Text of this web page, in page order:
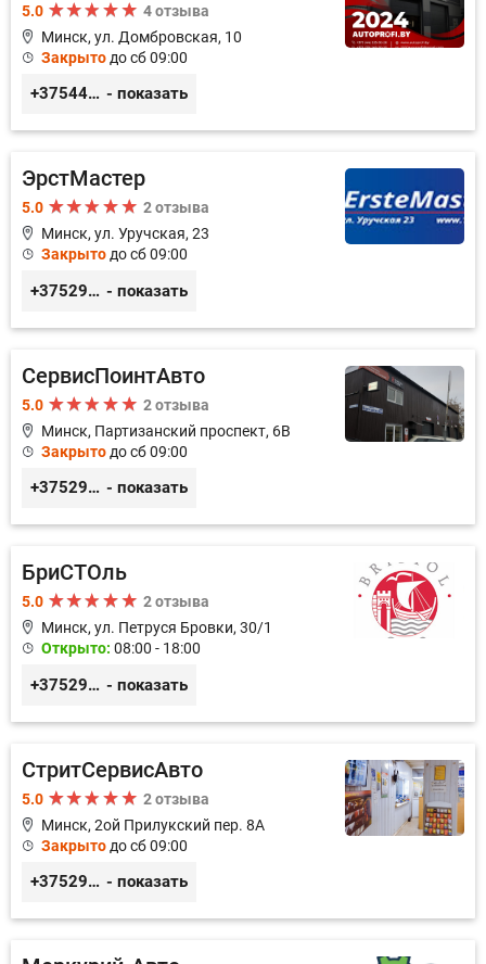
5.0
4 отзыва
Минск, ул. Домбровская, 10
Закрыто до сб 09:00
+375445353020 - показать
ЭрстМастер
5.0
2 отзыва
Минск, ул. Уручская, 23
Закрыто до сб 09:00
+375296446495 - показать
СервисПоинтАвто
5.0
2 отзыва
Минск, Партизанский проспект, 6В
Закрыто до сб 09:00
+375296035003 - показать
БриСТОль
5.0
2 отзыва
Минск, ул. Петруся Бровки, 30/1
Открыто: 08:00 - 18:00
+375291125312 - показать
СтритСервисАвто
5.0
2 отзыва
Минск, 2ой Прилукский пер. 8А
Закрыто до сб 09:00
+375293366992 - показать